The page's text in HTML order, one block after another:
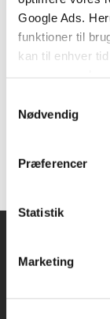
Google Ads.
funktioner til
kan til enhver
tilbagetrækker et
Nødvendig
Præferencer
Statistik
Marketing
Carlsens
Jørn Jensen
79,95 KR.
Vognmagergade